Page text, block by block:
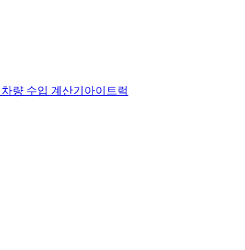
차량 수입 계산기 아이트럭